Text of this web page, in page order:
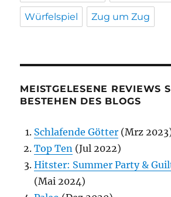
Würfelspiel Zug um Zug
MEISTGELESENE REVIEWS
BESTEHEN DES BLOGS
Schlafende Götter (Mrz
Top Ten (Jul 2022)
Hitster: Summer Party &
(Mai 2024)